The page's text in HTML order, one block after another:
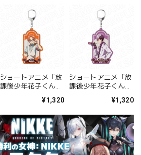
ショートアニメ「放
課後少年花子くん」
¥1,320
ショートアニメ「放
課後少年花子くん」
¥1,320